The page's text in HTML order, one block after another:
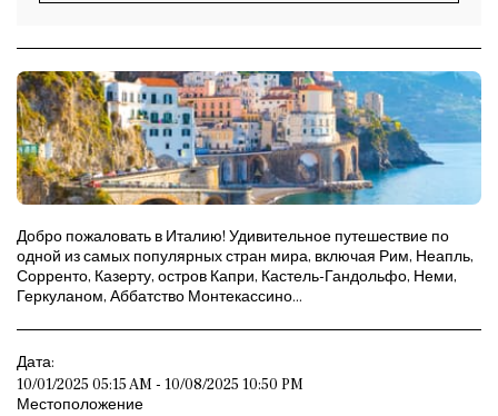
Добро пожаловать в Италию! Удивительное путешествие по
одной из самых популярных стран мира, включая Рим, Неапль,
Сорренто, Казерту, остров Капри, Кастель-Гандольфо, Неми,
Геркуланом, Аббатство Монтекассино...
Дата:
10/01/2025 05:15 AM - 10/08/2025 10:50 PM
Местоположение